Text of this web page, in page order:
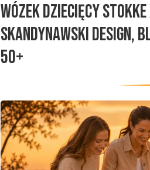
Wózek dziecięcy
Skandynawski design,
50+